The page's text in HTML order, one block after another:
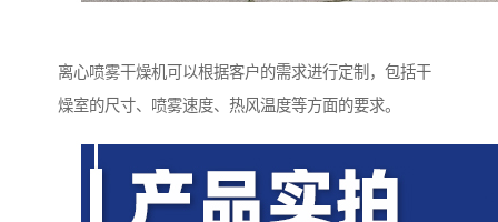
离心喷雾干燥机可以根据客户的需求进行定制，包括干
燥室的尺寸、喷雾速度、热风温度等方面的要求。